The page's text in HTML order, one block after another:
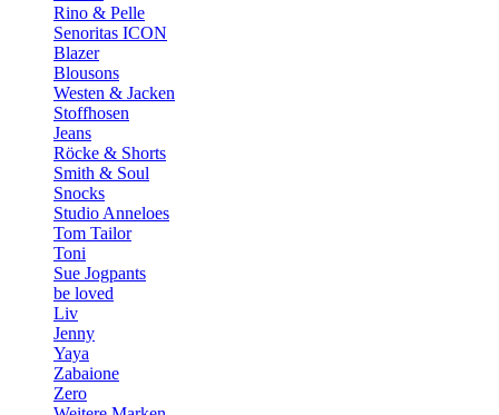
Rino & Pelle
Senoritas ICON
Blazer
Blousons
Westen & Jacken
Stoffhosen
Jeans
Röcke & Shorts
Smith & Soul
Snocks
Studio Anneloes
Tom Tailor
Toni
Sue Jogpants
be loved
Liv
Jenny
Yaya
Zabaione
Zero